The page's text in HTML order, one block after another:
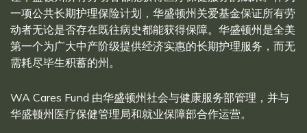
一项公共长期护理保险计划，华盛顿州关爱基金保证所有劳
动者无论是否存在既往病史都能获得保障。华盛顿州是全美
第一个为广大中产阶级提供经济实惠的长期护理服务，而无
需耗尽毕生积蓄的州。
WA Cares Fund 由华盛顿州社会与健康服务部管理，并与
华盛顿州医疗保健管理局和就业保障部合作运营。